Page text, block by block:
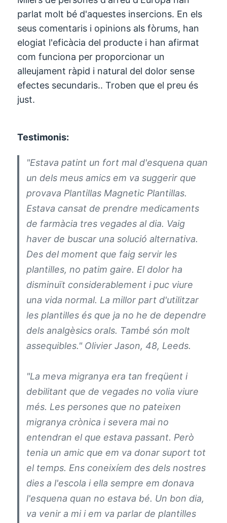
parlat molt bé d'aquestes insercions. En els
seus comentaris i opinions als fòrums, han
elogiat l'eficàcia del producte i han afirmat
com funciona per proporcionar un
alleujament ràpid i natural del dolor sense
efectes secundaris.. Troben que el preu és
just.
Testimonis:
"Estava patint un fort mal d'esquena quan
un dels meus amics em va suggerir que
provava Plantillas Magnetic Plantillas.
Estava cansat de prendre medicaments
de farmàcia tres vegades al dia. Vaig
haver de buscar una solució alternativa.
Des del moment que faig servir les
plantilles, no patim gaire. El dolor ha
disminuït considerablement i puc viure
una vida normal. La millor part d'utilitzar
les plantilles és que ja no he de dependre
dels analgèsics orals. També són molt
assequibles." Olivier Jason, 48, Leeds.
"La meva migranya era tan freqüent i
debilitant que de vegades no volia viure
més. Les persones que no pateixen
migranya crònica i severa mai no
entendran el que estava passant. Però
tenia un amic que em va donar suport tot
el temps. Ens coneixíem des dels nostres
dies a l'escola i ella sempre em donava
l'esquena quan no estava bé. Un bon dia,
va venir a mi i em va parlar de plantilles